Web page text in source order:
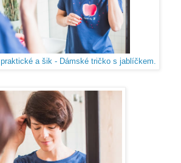
a šik - Dámské tričko s jablíčkem.